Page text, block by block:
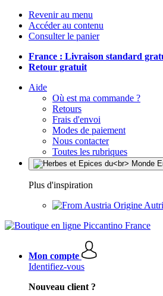
Revenir au menu
Accéder au contenu
Consulter le panier
France : Livraison standard
Retour gratuit
Aide
Où est ma commande ?
Retours
Frais d'envoi
Modes de paiement
Nous contacter
Toutes les rubriques
Plus d'inspiration
Origine
Mon compte
Identifiez-vous
Nouveau client ?